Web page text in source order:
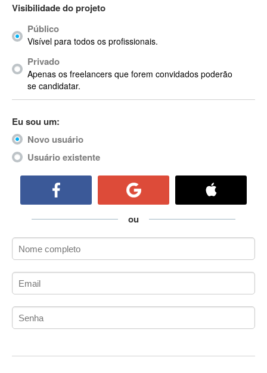
Acronis
Actian
ActionScript
ActionScript 3
Active Directory
ActiveX Data Objects (ADO)
Ada
Adianti Framework
Administração
Administração Acadêmica
Administração de Artistas e Repertórios
Administração de Banco de Dados
Administração PostgreSQL
ADO.NET
ADO.NET Entity Framework
Visibilidade do projeto
Público
Visível para todos os profissionais.
Privado
Apenas os freelancers que forem convidados poderão
se candidatar.
Eu sou um:
Novo usuário
Usuário existente
ou